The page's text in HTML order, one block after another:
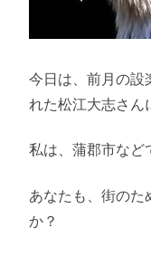
今日は、前月の設
れた松江大志さん
私は、蒲郡市など
あなたも、街のた
か？